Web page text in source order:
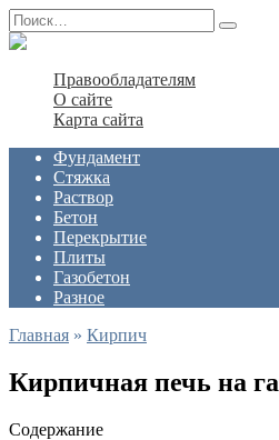
Перейти
к
Search
for:
Правообладателям
О сайте
Карта сайта
Фундамент
Стяжка
Раствор
Бетон
Перекрытие
Плиты
Газобетон
Разное
Главная » Кирпич
Кирпичная печь на
Содержание